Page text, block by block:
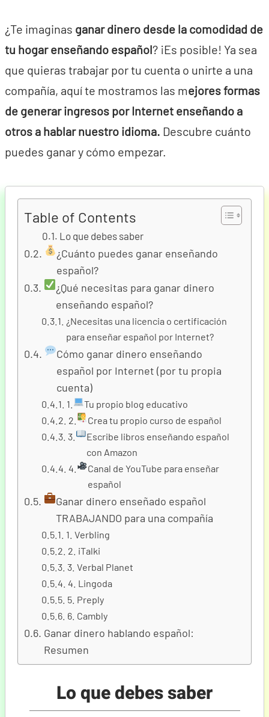
¿Te imaginas ganar dinero desde la comodidad de
tu hogar enseñando español? ¡Es posible! Ya sea
que quieras trabajar por tu cuenta o unirte a una
compañía, aquí te mostramos las mejores formas
de generar ingresos por Internet enseñando a
otros a hablar nuestro idioma. Descubre cuánto
puedes ganar y cómo empezar.
Table of Contents
Lo que debes saber
¿Cuánto puedes ganar enseñando
español?
¿Qué necesitas para ganar dinero
enseñando español?
¿Necesitas una licencia o certificación
para enseñar español por Internet?
Cómo ganar dinero enseñando
español por Internet (por tu propia
cuenta)
1.
Tu propio blog educativo
2.
Crea tu propio curso de español
3.
Escribe libros enseñando español
con Amazon
4.
Canal de YouTube para enseñar
español
Ganar dinero enseñado español
TRABAJANDO para una compañía
1. Verbling
2. iTalki
3. Verbal Planet
4. Lingoda
5. Preply
6. Cambly
Ganar dinero hablando español:
Resumen
Lo que debes saber